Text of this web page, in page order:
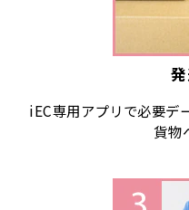
iEC専用アプリで必要デ
貨物